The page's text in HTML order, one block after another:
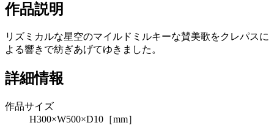
作品説明
リズミカルな星空のマイルドミルキーな賛美歌をクレパスに
よる響きで紡ぎあげてゆきました。
詳細情報
作品サイズ
H300×W500×D10［mm］